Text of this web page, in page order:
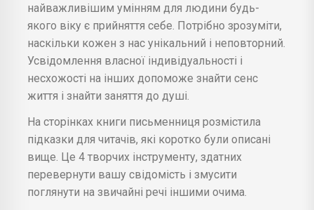
найважливішим умінням для людини будь-
якого віку є прийняття себе. Потрібно зрозуміти,
наскільки кожен з нас унікальний і неповторний.
Усвідомлення власної індивідуальності і
несхожості на інших допоможе знайти сенс
життя і знайти заняття до душі.
На сторінках книги письменниця розмістила
підказки для читачів, які коротко були описані
вище. Це 4 творчих інструменту, здатних
перевернути вашу свідомість і змусити
поглянути на звичайні речі іншими очима.